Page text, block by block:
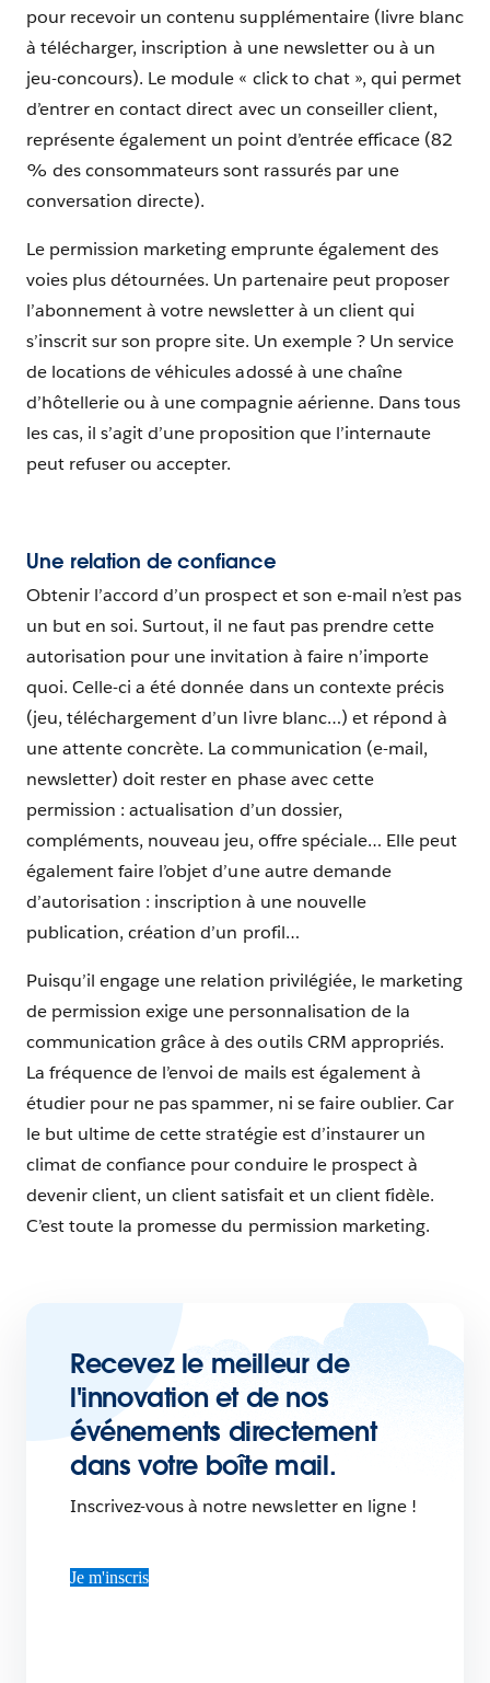
pour recevoir un contenu supplémentaire (livre blanc
à télécharger, inscription à une newsletter ou à un
jeu-concours). Le module « click to chat », qui permet
d’entrer en contact direct avec un conseiller client,
représente également un point d’entrée efficace (82
% des consommateurs sont rassurés par une
conversation directe).
Le permission marketing emprunte également des
voies plus détournées. Un partenaire peut proposer
l’abonnement à votre newsletter à un client qui
s’inscrit sur son propre site. Un exemple ? Un service
de locations de véhicules adossé à une chaîne
d’hôtellerie ou à une compagnie aérienne. Dans tous
les cas, il s’agit d’une proposition que l’internaute
peut refuser ou accepter.
Une relation de confiance
Obtenir l’accord d’un prospect et son e-mail n’est pas
un but en soi. Surtout, il ne faut pas prendre cette
autorisation pour une invitation à faire n’importe
quoi. Celle-ci a été donnée dans un contexte précis
(jeu, téléchargement d’un livre blanc…) et répond à
une attente concrète. La communication (e-mail,
newsletter) doit rester en phase avec cette
permission : actualisation d’un dossier,
compléments, nouveau jeu, offre spéciale… Elle peut
également faire l’objet d’une autre demande
d’autorisation : inscription à une nouvelle
publication, création d’un profil…
Puisqu’il engage une relation privilégiée, le marketing
de permission exige une personnalisation de la
communication grâce à des outils CRM appropriés.
La fréquence de l’envoi de mails est également à
étudier pour ne pas spammer, ni se faire oublier. Car
le but ultime de cette stratégie est d’instaurer un
climat de confiance pour conduire le prospect à
devenir client, un client satisfait et un client fidèle.
C’est toute la promesse du permission marketing.
Recevez le meilleur de
l'innovation et de nos
événements directement
dans votre boîte mail.
Inscrivez-vous à notre newsletter en ligne !
Je m'inscris